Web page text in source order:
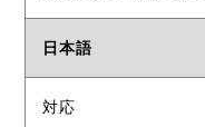
日本語
対応